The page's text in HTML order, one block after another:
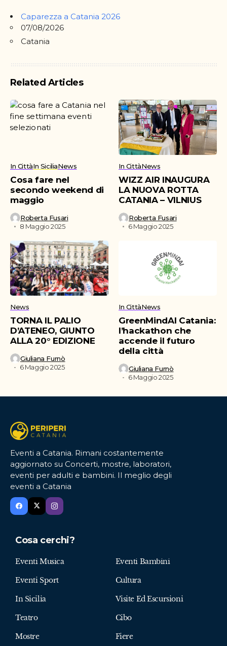
Caparezza a Catania 2026
07/08/2026
Catania
Related Articles
In CittàIn SiciliaNews
Cosa fare nel
secondo weekend di
maggio
Roberta Fusari
8 Maggio 2025
In CittàNews
WIZZ AIR INAUGURA
LA NUOVA ROTTA
CATANIA – VILNIUS
Roberta Fusari
6 Maggio 2025
News
TORNA IL PALIO
D’ATENEO, GIUNTO
ALLA 20° EDIZIONE
Giuliana Furnò
6 Maggio 2025
In CittàNews
GreenMindAI Catania:
l’hackathon che
accende il futuro
della città
Giuliana Furnò
6 Maggio 2025
Eventi a Catania. Rimani costantemente
aggiornato su Concerti, mostre, laboratori,
eventi per adulti e bambini. Il meglio degli
eventi a Catania
Cosa cerchi?
Eventi Musica Eventi Bambini
Eventi Sport Cultura
In Sicilia Visite Ed Escursioni
Teatro Cibo
Mostre Fiere